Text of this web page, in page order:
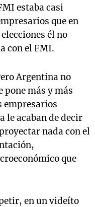
estaba casi
que en
él no
con el FMI.
Argentina no
pone más y más
empresarios
le acaban de decir
nada con el
que
en un videíto